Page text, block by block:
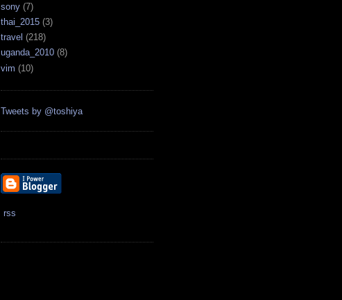
sony (7)
thai_2015 (3)
travel (218)
uganda_2010 (8)
vim (10)
Tweets by @toshiya
rss